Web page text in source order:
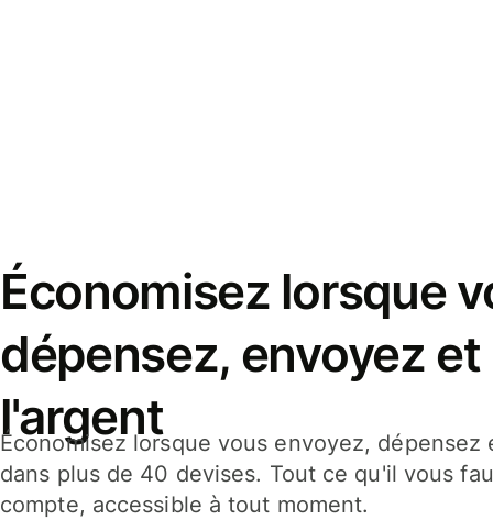
Économisez lorsque
dépensez, envoyez
l'argent
Économisez lorsque vous envoyez,
dans plus de 40 devises. Tout ce qu'il vous
compte, accessible à tout moment.